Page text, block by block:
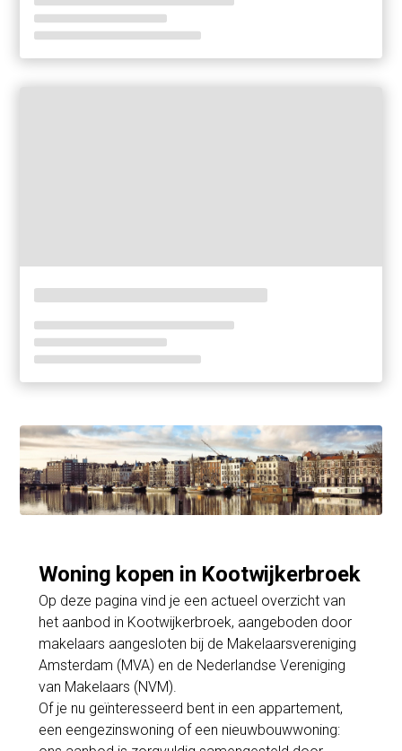
Woning kopen in Kootwijkerbroek
Op deze pagina vind je een actueel overzicht van
het aanbod in Kootwijkerbroek, aangeboden door
makelaars aangesloten bij de Makelaarsvereniging
Amsterdam (MVA) en de Nederlandse Vereniging
van Makelaars (NVM).
Of je nu geïnteresseerd bent in een appartement,
een eengezinswoning of een nieuwbouwwoning: